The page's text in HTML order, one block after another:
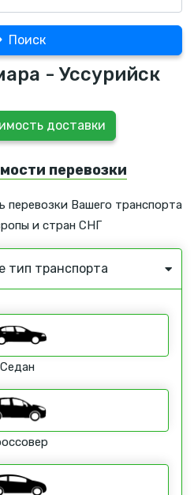
Поиск
- Уссурийск
доставки
перевозки
перевозки Вашего транспорта
и стран СНГ
тип транспорта
Седан